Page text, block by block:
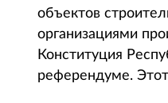
объектов
организациями
Конституция
референдуме.